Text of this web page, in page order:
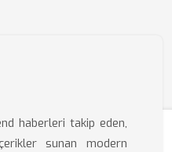
haberleri takip eden,
sunan modern